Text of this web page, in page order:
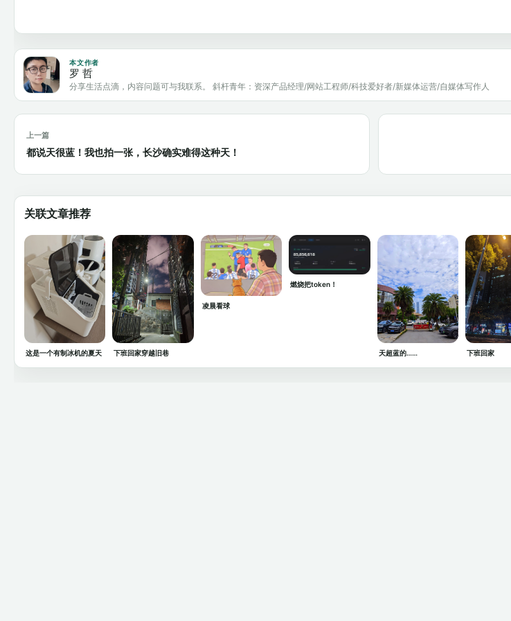
本文作者
罗 哲
分享生活点滴，内容问题可与我联系。 斜杆青年：资深产品经理/网站工程师/科技爱好者/新媒体运营/自媒体写作人
上一篇
都说天很蓝！我也拍一张，长沙确实难得这种天！
关联文章推荐
这是一个有制冰机的夏天 下班回家穿越旧巷
凌晨看球
燃烧把token！
天超蓝的…… 下班回家